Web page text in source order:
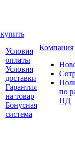
Условия
оплаты
Условия
доставки
Гарантия
на товар
Бонусная
система
Компания
по
ПД